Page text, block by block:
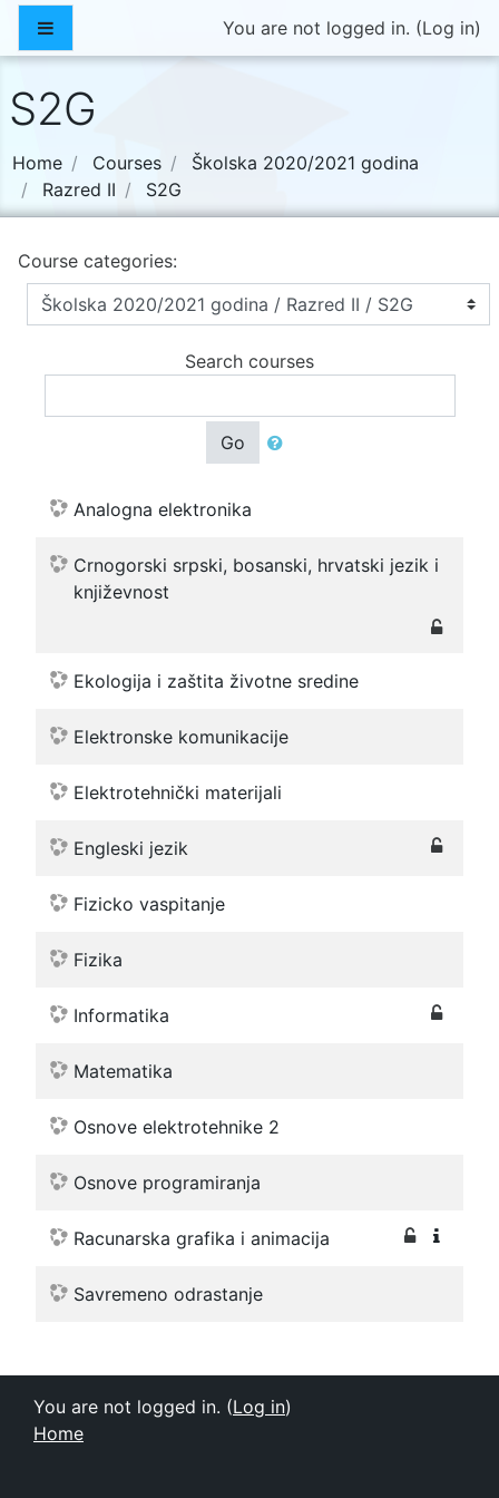
Skip to main content
You are not logged in. (Log in)
S2G
Home Courses
Školska 2020/2021 godina
Razred II
S2G
Course categories:
Search courses
Go
Analogna elektronika
Crnogorski srpski, bosanski, hrvatski jezik i
književnost
Ekologija i zaštita životne sredine
Elektronske komunikacije
Elektrotehnički materijali
Engleski jezik
Fizicko vaspitanje
Fizika
Informatika
Matematika
Osnove elektrotehnike 2
Osnove programiranja
Racunarska grafika i animacija
Savremeno odrastanje
You are not logged in. (Log in)
Home